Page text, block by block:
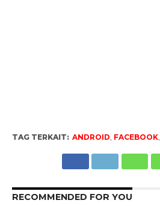
TAG TERKAIT: ANDROID, FACEBOOK,
RECOMMENDED FOR YOU